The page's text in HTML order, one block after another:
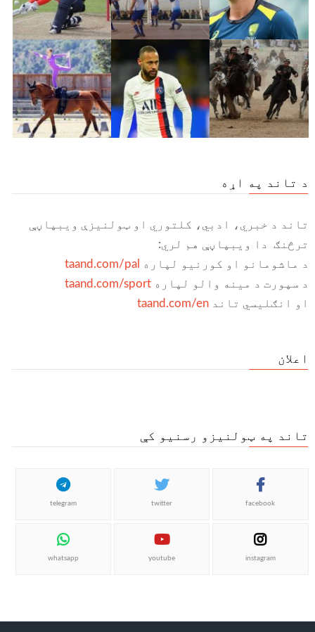
د تاند په اړه
تاند د خبري، ادبي، کلتوري او ټولنیزې ویبپاڼې
ترڅنګ دا ویبپاڼې هم لري:
د ماشومانو او کورنیو لپاره
taand.com/pal
د سپورت د مینه والو لپارهtaand.com/sport
او انګلیسي تاندtaand.com/en
اعلان
تاند په ټولنیزو رسنیو کې
facebook
twitter
telegram
instagram
youtube
whatsapp